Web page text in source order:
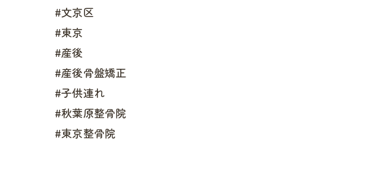
#文京区
#東京
#産後
#産後骨盤矯正
#子供連れ
#秋葉原整骨院
#東京整骨院